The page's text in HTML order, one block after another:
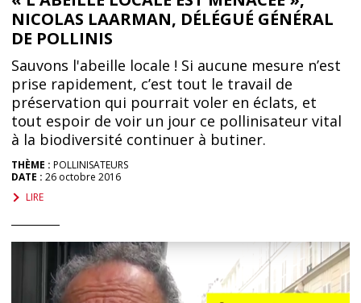
NICOLAS LAARMAN, DÉLÉGUÉ GÉNÉRAL
DE POLLINIS
Sauvons l'abeille locale ! Si aucune mesure n’est
prise rapidement, c’est tout le travail de
préservation qui pourrait voler en éclats, et
tout espoir de voir un jour ce pollinisateur vital
à la biodiversité continuer à butiner.
THÈME : POLLINISATEURS
DATE : 26 octobre 2016
LIRE